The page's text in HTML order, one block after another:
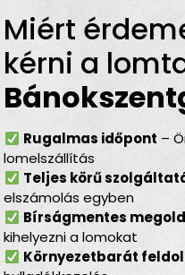
Miért
kérni a
Rugalmas időpont –
lomelszállítás
Teljes körű
elszámolás egyben
Bírságmentes
kihelyezni a lomokat
Környezetbarát